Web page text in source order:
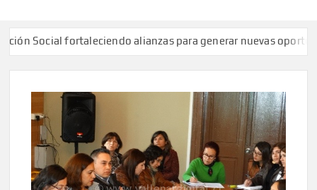
Social fortaleciendo alianzas para generar nuevas